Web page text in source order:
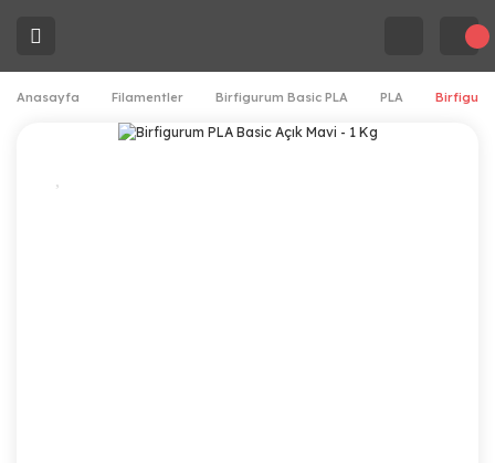
Anasayfa Filamentler Birfigurum Basic PLA PLA